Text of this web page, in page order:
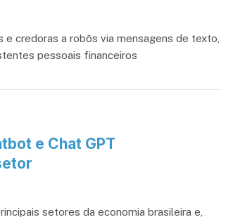
e credoras a robôs via mensagens de texto,
pessoais financeiros
e Chat GPT
setores da economia brasileira e,